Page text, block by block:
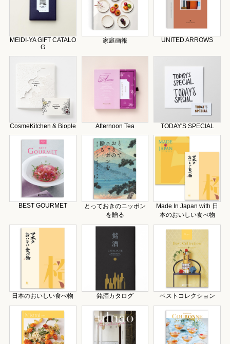
MEIDI-YA GIFT CATALO
G
家庭画報 UNITED ARROWS
CosmeKitchen & Biople Afternoon Tea TODAY'S SPECIAL
BEST GOURMET
とっておきのニッポン
を贈る
Made In Japan with 日
本のおいしい食べ物
日本のおいしい食べ物 銘酒カタログ ベストコレクション